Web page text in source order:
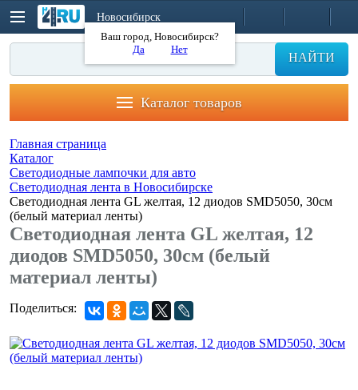
Новосибирск
Ваш город, Новосибирск?
Да
Нет
НАЙТИ
Каталог товаров
Главная страница
Каталог
Светодиодные лампочки для авто
Светодиодная лента в Новосибирске
Светодиодная лента GL желтая, 12 диодов SMD5050, 30см
(белый материал ленты)
Светодиодная лента GL желтая, 12
диодов SMD5050, 30см (белый
материал ленты)
Поделиться: